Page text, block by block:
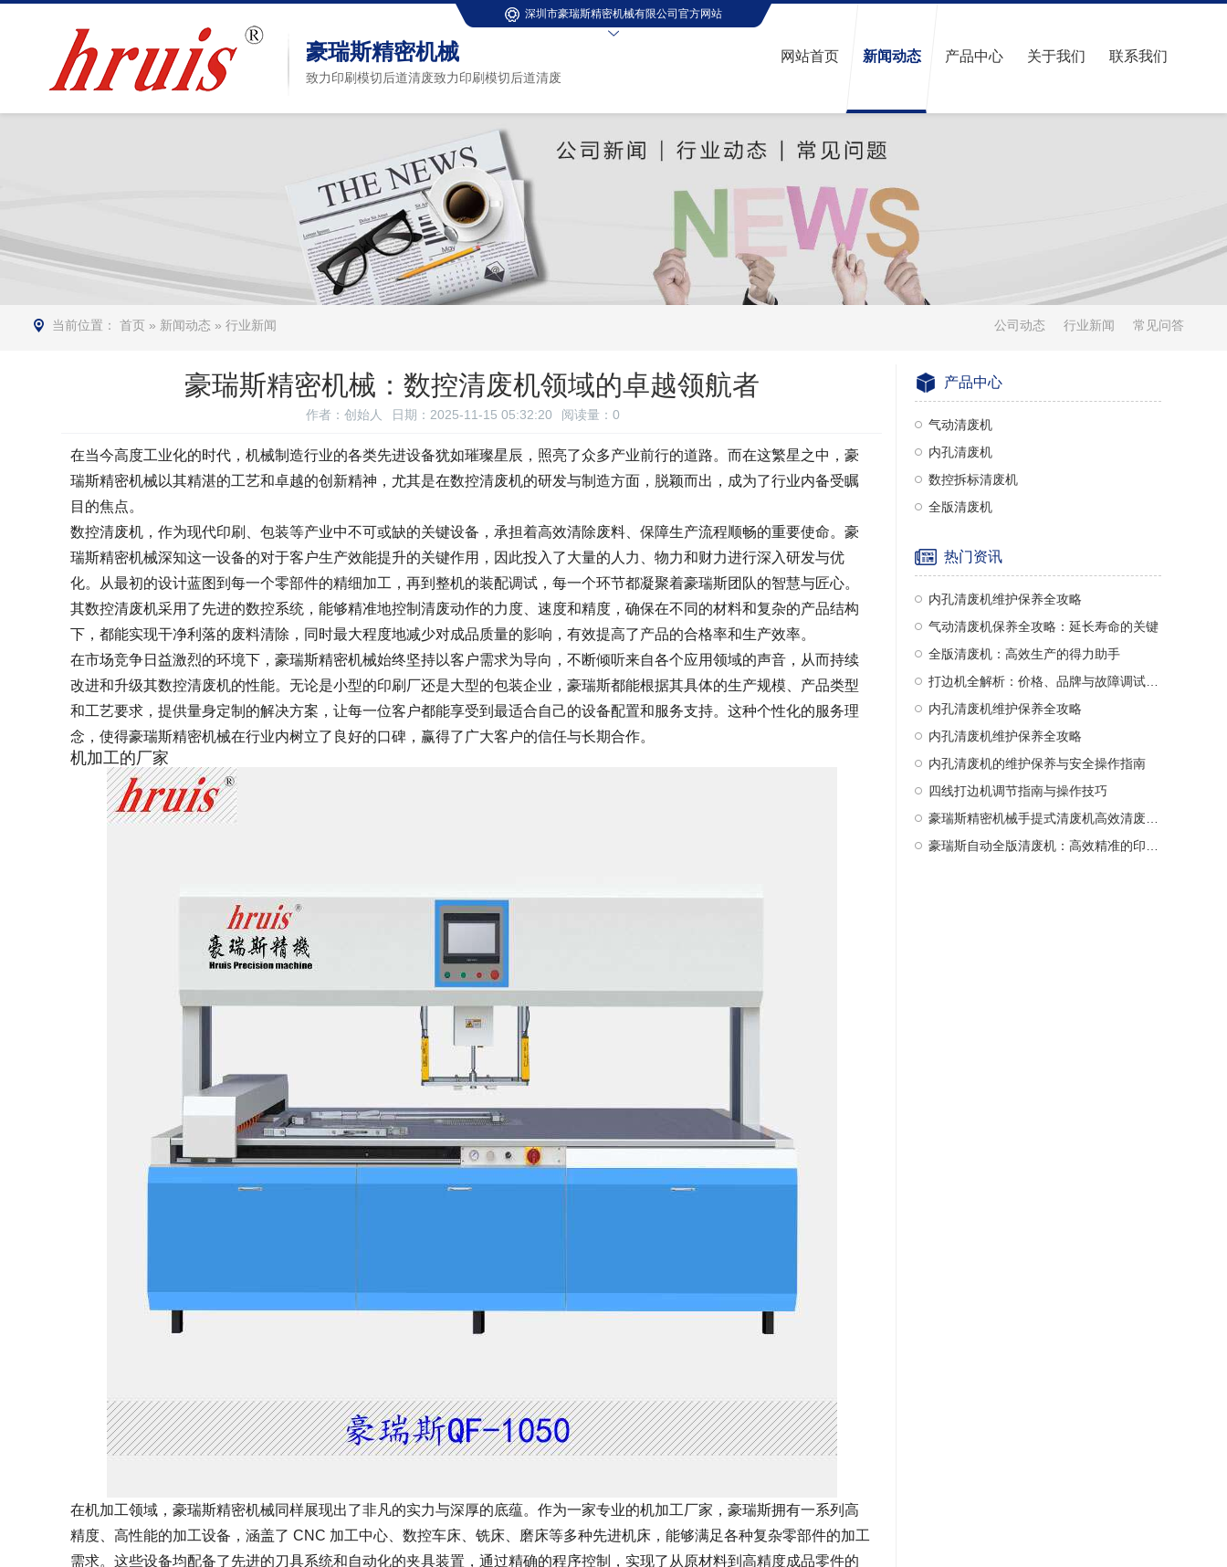
豪瑞斯精密机械
致力印刷模切后道清废致力印刷模切后道清废
深圳市豪瑞斯精密机械有限公司官方网站
网站首页 新闻动态 产品中心 关于我们 联系我们
当前位置： 首页 » 新闻动态 » 行业新闻 公司动态 行业新闻 常见问答
豪瑞斯精密机械：数控清废机领域的卓越领航者
作者：创始人 日期：2025-11-15 05:32:20 阅读量： 0
在当今高度工业化的时代，机械制造行业的各类先进设备犹如璀璨星辰，照亮了众多产业前行的道路。而在这繁星之中，豪
瑞斯精密机械以其精湛的工艺和卓越的创新精神，尤其是在数控清废机的研发与制造方面，脱颖而出，成为了行业内备受瞩
目的焦点。
数控清废机，作为现代印刷、包装等产业中不可或缺的关键设备，承担着高效清除废料、保障生产流程顺畅的重要使命。豪
瑞斯精密机械深知这一设备的对于客户生产效能提升的关键作用，因此投入了大量的人力、物力和财力进行深入研发与优
化。从最初的设计蓝图到每一个零部件的精细加工，再到整机的装配调试，每一个环节都凝聚着豪瑞斯团队的智慧与匠心。
其数控清废机采用了先进的数控系统，能够精准地控制清废动作的力度、速度和精度，确保在不同的材料和复杂的产品结构
下，都能实现干净利落的废料清除，同时最大程度地减少对成品质量的影响，有效提高了产品的合格率和生产效率。
在市场竞争日益激烈的环境下，豪瑞斯精密机械始终坚持以客户需求为导向，不断倾听来自各个应用领域的声音，从而持续
改进和升级其数控清废机的性能。无论是小型的印刷厂还是大型的包装企业，豪瑞斯都能根据其具体的生产规模、产品类型
和工艺要求，提供量身定制的解决方案，让每一位客户都能享受到最适合自己的设备配置和服务支持。这种个性化的服务理
念，使得豪瑞斯精密机械在行业内树立了良好的口碑，赢得了广大客户的信任与长期合作。
机加工的厂家
在机加工领域，豪瑞斯精密机械同样展现出了非凡的实力与深厚的底蕴。作为一家专业的机加工厂家，豪瑞斯拥有一系列高
精度、高性能的加工设备，涵盖了 CNC 加工中心、数控车床、铣床、磨床等多种先进机床，能够满足各种复杂零部件的加工
需求。这些设备均配备了先进的刀具系统和自动化的夹具装置，通过精确的程序控制，实现了从原材料到高精度成品零件的
产品中心
气动清废机
内孔清废机
数控拆标清废机
全版清废机
热门资讯
内孔清废机维护保养全攻略
气动清废机保养全攻略：延长寿命的关键
全版清废机：高效生产的得力助手
内孔清废机维护保养全攻略
内孔清废机维护保养全攻略
内孔清废机的维护保养与安全操作指南
四线打边机调节指南与操作技巧